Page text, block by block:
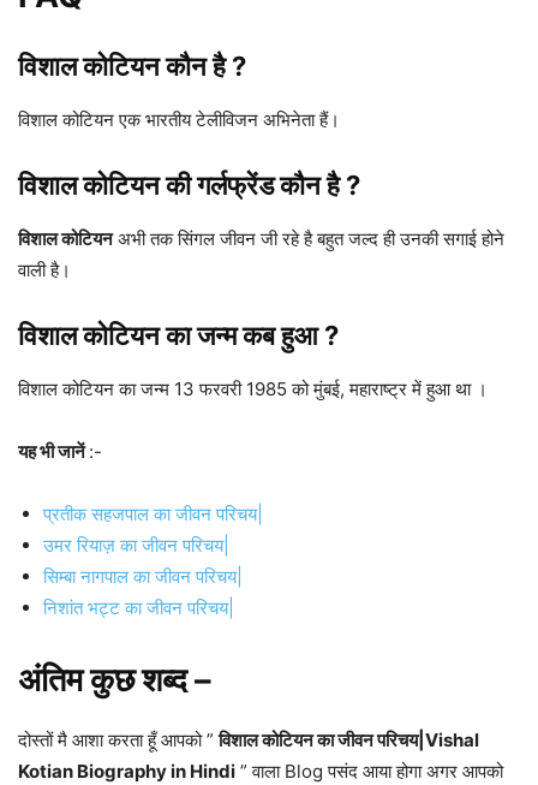
विशाल कोटियनकौन है ?
विशाल कोटियन एक भारतीय टेलीविजन अभिनेता हैं।
विशाल कोटियनकी गर्लफ्रेंड कौन है ?
विशाल कोटियनअभी तक सिंगल जीवन जी रहे है बहुत जल्द ही उनकी सगाई होने
वाली है।
विशाल कोटियन का जन्म कबहुआ ?
विशाल कोटियन का जन्म 13 फरवरी 1985 को मुंबई, महाराष्ट्र में हुआ था ।
यह भी जानें:-
प्रतीक सहजपाल का जीवन परिचय|
उमर रियाज़ का जीवन परिचय|
सिम्‍बा नागपाल का जीवन परिचय|
निशांत भट्ट का जीवन परिचय|
अंतिम कुछ शब्द –
दोस्तों मै आशा करता हूँ आपको ”विशाल कोटियन का जीवन परिचय|Vishal
Kotian Biography in Hindi ” वाला Blog पसंद आया होगा अगर आपको